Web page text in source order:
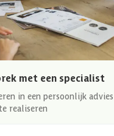
met een specialist
in een persoonlijk
realiseren